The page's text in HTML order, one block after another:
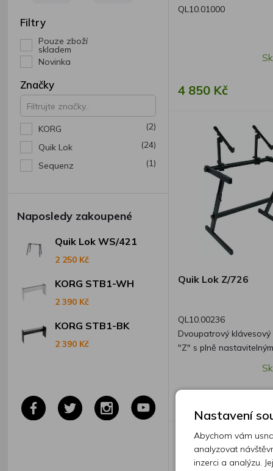
Filtry
Pouze zboží
skladem
Novinka
Značky
KORG
(2)
Quik Lok
(24)
Sequenz
(1)
Naposledy zakoupené
Quik Lok WS/421
2 250 Kč
KORG STB1-WH
2 390 Kč
KORG STB1-BK
2 390 Kč
QL10.01000
4 850 Kč
Quik Lok Z/726
QL10.00236
Dvoupatrový
"Z" s plně
Nastavení
Abychom vám
analyzovat
inzerci a analýzu.